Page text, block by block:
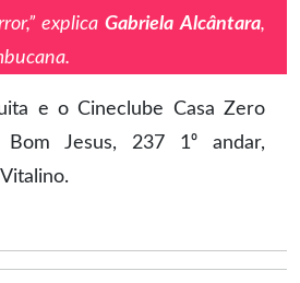
explicaGabriela Alcântara,
e o Cineclube Casa Zero
Jesus, 237 1⁰ andar,